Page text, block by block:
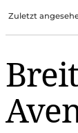
Zuletzt